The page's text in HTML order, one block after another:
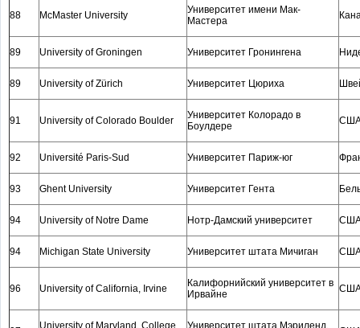
88 McMaster University
Университет имени Мак-
Мастера
89 University of Groningen Университет Гронингена
89 University of Zürich Университет Цюриха
91 University of Colorado Boulder
Университет Колорадо в
Боулдере
92 Université Paris-Sud Университет Париж-юг
93 Ghent University Университет Гента
94 University of Notre Dame Нотр-Дамский университет
94 Michigan State University Университет штата Мичиган
96 University of California, Irvine
Калифорнийский университет в
Ирвайне
University of Maryland, College
Университет штата Мэриленд,